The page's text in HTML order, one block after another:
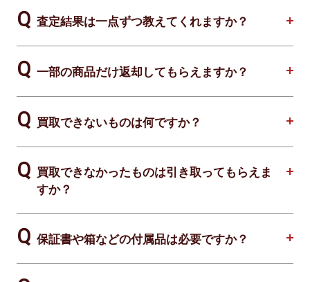
査定結果は一点ずつ教えてくれますか？
一部の商品だけ返却してもらえますか？
買取できないものは何ですか？
買取できなかったものは引き取ってもらえま
すか？
保証書や箱などの付属品は必要ですか？